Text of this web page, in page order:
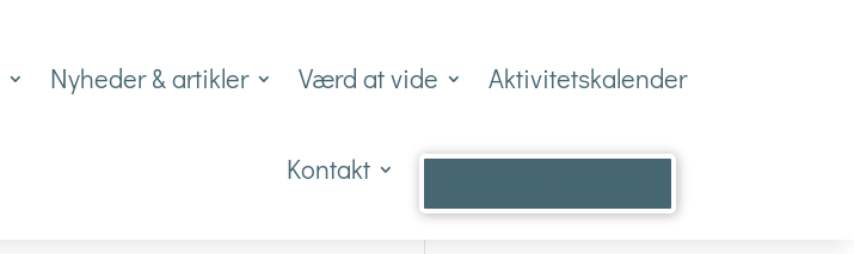
Nyheder & artikler Værd at vide Aktivitetskalender
Kontakt